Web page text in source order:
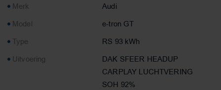
Merk
Audi
Model
e-tron GT
Type
RS 93 kWh
Uitvoering
DAK SFEER HEADUP
CARPLAY LUCHTVERING
SOH 92%